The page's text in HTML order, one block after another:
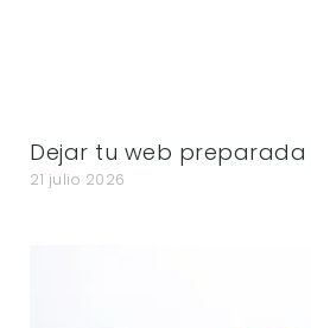
Dejar tu web
21 julio 2026